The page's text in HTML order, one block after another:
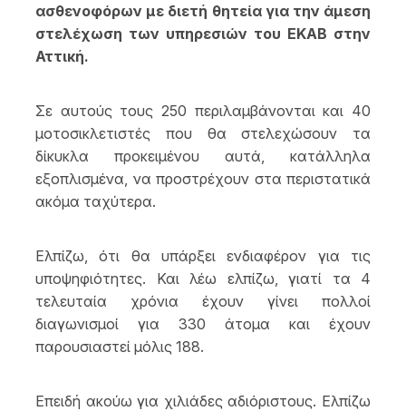
ασθενοφόρων με διετή θητεία για την άμεση
στελέχωση των υπηρεσιών του ΕΚΑΒ στην
Αττική.
Σε αυτούς τους 250 περιλαμβάνονται και 40
μοτοσικλετιστές που θα στελεχώσουν τα
δίκυκλα προκειμένου αυτά, κατάλληλα
εξοπλισμένα, να προστρέχουν στα περιστατικά
ακόμα ταχύτερα.
Ελπίζω, ότι θα υπάρξει ενδιαφέρον για τις
υποψηφιότητες. Και λέω ελπίζω, γιατί τα 4
τελευταία χρόνια έχουν γίνει πολλοί
διαγωνισμοί για 330 άτομα και έχουν
παρουσιαστεί μόλις 188.
Επειδή ακούω για χιλιάδες αδιόριστους. Ελπίζω